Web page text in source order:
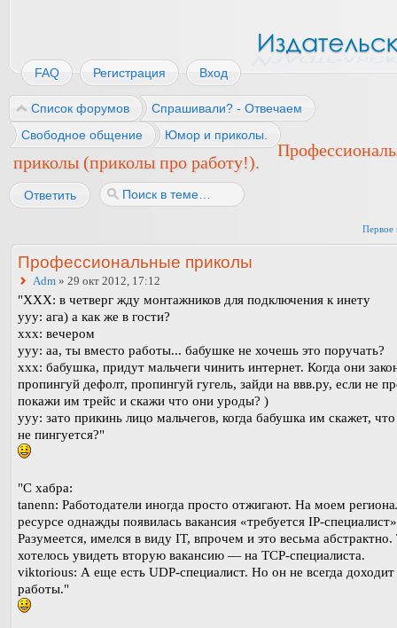
FAQ Регистрация Вход
Список форумов
Спрашивали? - Отвечаем
Свободное общение
Юмор и приколы.
приколы (приколы про работу!).
Ответить
Первое
Профессиональные приколы
Adm » 29 окт 2012, 17:12
"ХХХ: в четверг жду монтажников для подключения к инету
yyy: ага) а как же в гости?
xxx: вечером
yyy: аа, ты вместо работы... бабушке не хочешь это поручать?
xxx: бабушка, придут мальчеги чинить интернет. Когда они
пропингуй дефолт, пропингуй гугель, зайди на ввв.ру, если не
покажи им трейс и скажи что они уроды? )
yyy: зато прикинь лицо мальчегов, когда бабушка им скажет,
не пингуется?"
"С хабра:
tanenn: Работодатели иногда просто отжигают. На моем
ресурсе однажды появилась вакансия «требуется IP-
Разумеется, имелся в виду IT, впрочем и это весьма абстрактно.
хотелось увидеть вторую вакансию — на TCP-специалиста.
viktorious: А еще есть UDP-специалист. Но он не всегда
работы."